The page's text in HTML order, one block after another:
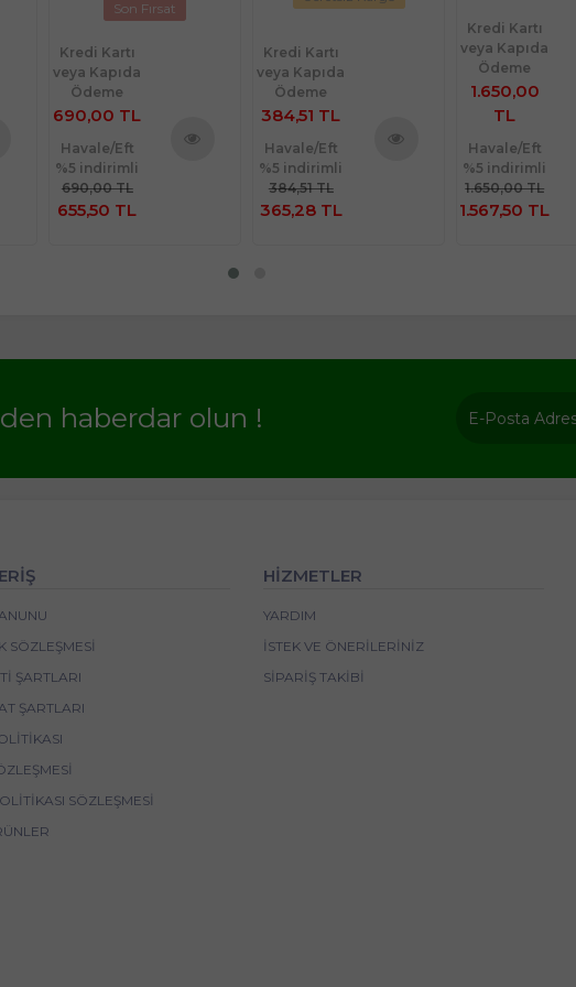
Son Fırsat
Kredi Kartı
veya Kapıda
Ödeme
690,00 TL
Havale/Eft
%5 indirimli
690,00 TL
655,50 TL
Kredi Kartı
veya Kapıda
Ödeme
384,51 TL
Havale/Eft
%5 indirimli
384,51 TL
365,28 TL
Kredi Kartı
veya Kapıda
Ödeme
1.650,00
TL
Havale/Eft
%5 indirimli
1.650,00 TL
1.567,50 TL
haberdar olun !
SÖZLEŞMESI
ŞARTLARI
ŞARTLARI
SÖZLEŞMESI
HİZMETLER
YARDIM
İSTEK VE ÖNERILERINIZ
SIPARIŞ TAKIBI